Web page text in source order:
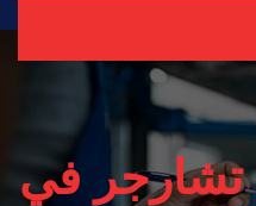
تشارجر في